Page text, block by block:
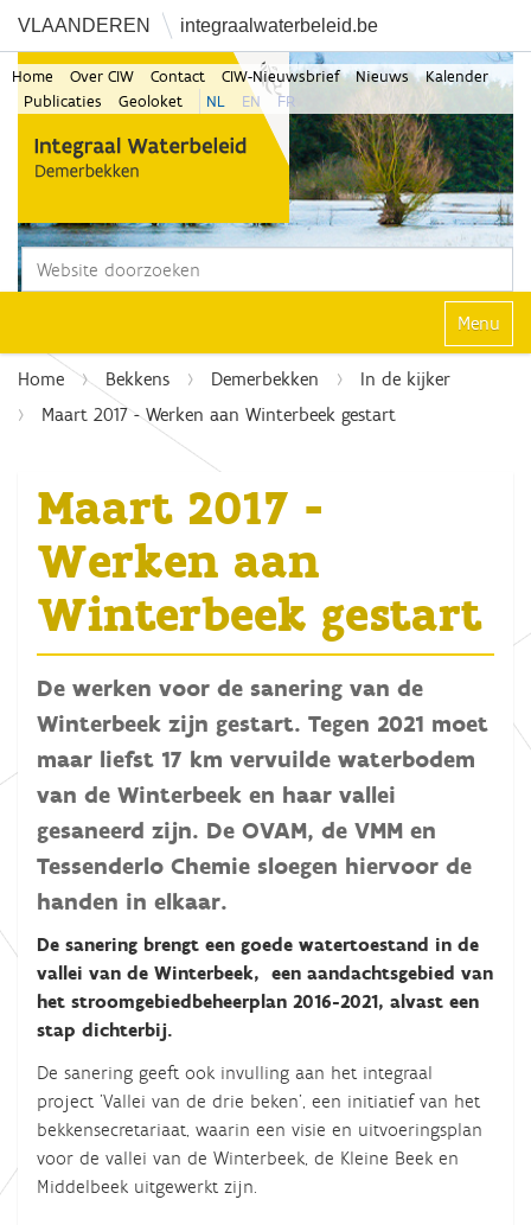
VLAANDEREN integraalwaterbeleid.be
Zoek
Home Over CIW Contact CIW-Nieuwsbrief Nieuws
Kalender
Publicaties
Geoloket NL EN FR
Klap
Home Bekkens Demerbekken
In de kijker
Maart 2017 - Werken aan Winterbeek gestart
Maart 2017 -
Werken aan
Winterbeek gestart
De werken voor de sanering van de
Winterbeek zijn gestart. Tegen 2021 moet
maar liefst 17 km vervuilde waterbodem
van de Winterbeek en haar vallei
gesaneerd zijn. De OVAM, de VMM en
Tessenderlo Chemie sloegen hiervoor de
handen in elkaar.
De sanering brengt een goede watertoestand in de
vallei van de Winterbeek, een aandachtsgebied van
het stroomgebiedbeheerplan 2016-2021, alvast een
stap dichterbij.
De sanering geeft ook invulling aan het integraal
project 'Vallei van de drie beken', een initiatief van het
bekkensecretariaat, waarin een visie en uitvoeringsplan
voor de vallei van de Winterbeek, de Kleine Beek en
Middelbeek uitgewerkt zijn.